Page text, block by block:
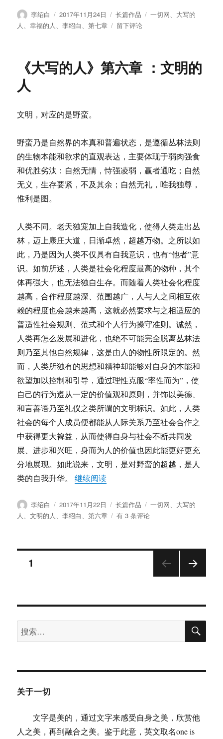
作
者
李绍白
发
布
2017年11月24日
分
类
长篇作品
标
一切网
大写的
人
、幸福的人 、李绍白 、第七章
于
人》
第
的
人
留下评论
《大写的人》第六章 ：文明的
人
文明，对应的是野蛮。
野蛮乃是自然界的本真和普遍状态，是遵循丛林法则
的生物本能和欲求的直观表达，主要体现于弱肉强食
和优胜劣汰：自然无情，恃强凌弱，赢者通吃；自然
无义，生存要紧，不及其余；自然无礼，唯我独尊，
惟利是图。
人类不同。老天独宠加上自我造化，使得人类走出丛
林，迈上康庄大道，日渐卓然，超越万物。之所以如
此，乃是因为人类不仅具有自我意识，也有“他者”意
识。如前所述，人类是社会化程度最高的物种，其个
体再强大，也无法独自生存。而随着人类社会化程度
越高，合作程度越深、范围越广，人与人之间相互依
赖的程度也会越来越高，这就必然要求与之相适应的
普适性社会规则、范式和个人行为操守准则。诚然，
人类再怎么发展和进化，也绝不可能完全脱离丛林法
则乃至其他自然规律，这是由人的物性所限定的。然
而，人类所独有的思想和精神却能够对自身的本能和
欲望加以控制和引导，通过理性克服“率性而为”，使
自己的行为遵从一定的价值观和原则，并饰以美德、
和言善语乃至礼仪之类所谓的文明标识。如此，人类
社会的每个人成员便都能从人际关系乃至社会合作之
中获得更大裨益，从而使得自身与社会不断共同发
展、进步和兴旺，身而为人的价值也因此能更好更充
分地展现。如此说来，文明，是对野蛮的超越，是人
类的自我升华。继续阅读“《大写的人》第六章 ：文明的
作
者
李绍白
发
布
2017年11月22日
分
类
长篇作品
标
一切网
大写的
人
、文明的人 、李绍白 、第六章
《大
明
的
有 3 条评论
文
分
页
1
搜
索：
搜
关于一切
文字是美的，通过文字来感受自身之美，欣赏他
人之美，再到融合之美。鉴于此意，英文取名one is